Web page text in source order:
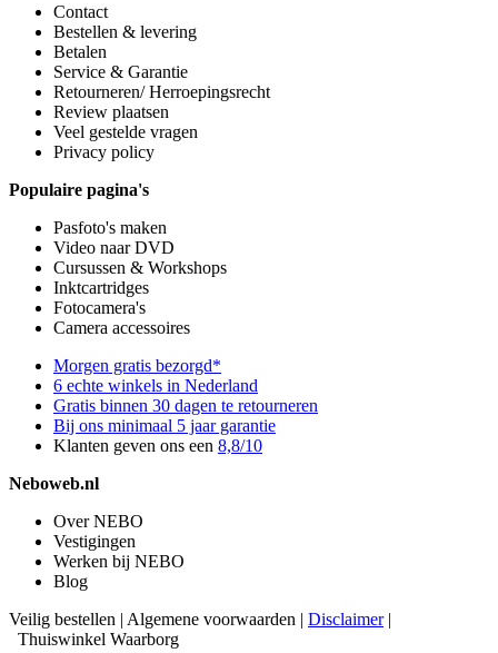
Contact
Bestellen & levering
Betalen
Service & Garantie
Retourneren/ Herroepingsrecht
Review plaatsen
Veel gestelde vragen
Privacy policy
Populaire pagina's
Pasfoto's maken
Video naar DVD
Cursussen & Workshops
Inktcartridges
Fotocamera's
Camera accessoires
Morgen gratis bezorgd*
6 echte winkels in Nederland
Gratis binnen 30 dagen te retourneren
Bij ons minimaal 5 jaar garantie
Klanten geven ons een 8,8/10
Neboweb.nl
Over NEBO
Vestigingen
Werken bij NEBO
Blog
Veilig bestellen | Algemene voorwaarden | Disclaimer|
Thuiswinkel Waarborg